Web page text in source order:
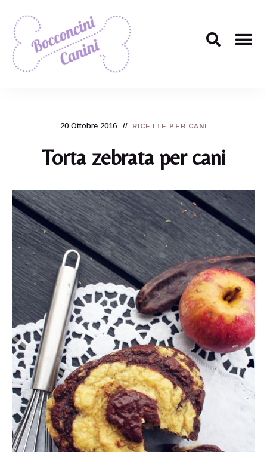
20 Ottobre 2016 RICETTE PER CANI
Torta zebrata per cani